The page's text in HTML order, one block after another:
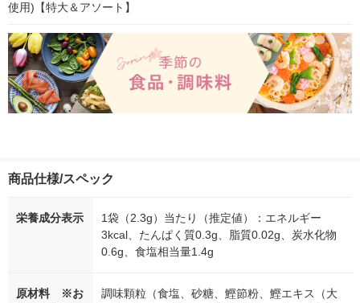
使用)【特大＆アソート】
商品仕様/スペック
栄養成分表示
1袋（2.3g）当たり（推定値）：エネルギー
3kcal、たんぱく質0.3g、脂質0.02g、炭水化物
0.6g、食塩相当量1.4g
原材料 ※お
調味顆粒（食塩、砂糖、鰹節粉、鰹エキス（大